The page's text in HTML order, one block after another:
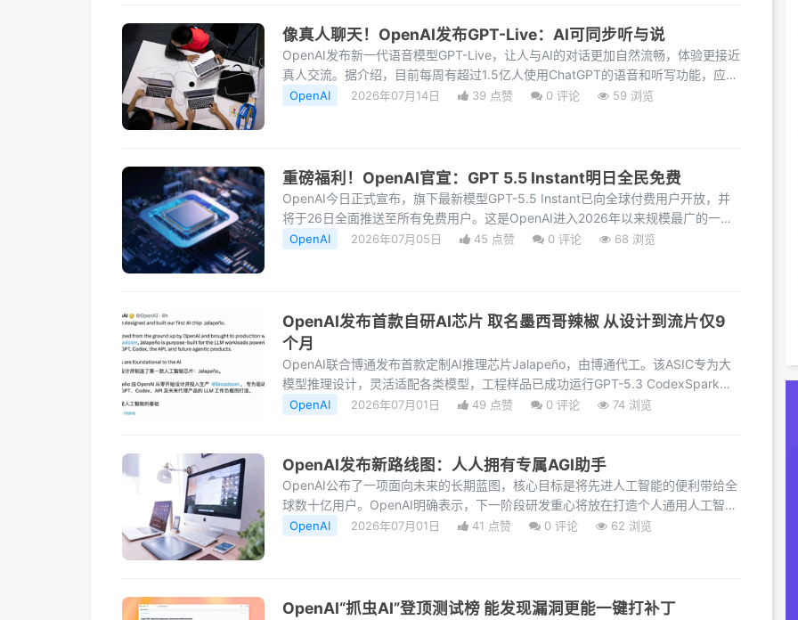
像真人聊天！OpenAI发布GPT-Live：AI可同步听与说
OpenAI发布新一代语音模型GPT-Live，让人与AI的对话更加自然流畅，体验更接近
真人交流。据介绍，目前每周有超过1.5亿人使用ChatGPT的语音和听写功能，应用
场景涵盖免提日常
OpenAI 2026年07月14日 39 点赞 0 评论 59 浏览
重磅福利！OpenAI官宣：GPT 5.5 Instant明日全民免费
OpenAI今日正式宣布，旗下最新模型GPT-5.5 Instant已向全球付费用户开放，并
将于26日全面推送至所有免费用户。这是OpenAI进入2026年以来规模最广的一次
产品升级，GPT-5.5 I
OpenAI 2026年07月05日 45 点赞 0 评论 68 浏览
OpenAI发布首款自研AI芯片 取名墨西哥辣椒 从设计到流片仅9
个月
OpenAI联合博通发布首款定制AI推理芯片Jalapeño，由博通代工。该ASIC专为大
模型推理设计，灵活适配各类模型，工程样品已成功运行GPT-5.3 CodexSpark。
从立项到流片仅9个月
OpenAI 2026年07月01日 49 点赞 0 评论 74 浏览
OpenAI发布新路线图：人人拥有专属AGI助手
OpenAI公布了一项面向未来的长期蓝图，核心目标是将先进人工智能的便利带给全
球数十亿用户。OpenAI明确表示，下一阶段研发重心将放在打造个人通用人工智能
（AGI）助手”上这
OpenAI 2026年07月01日 41 点赞 0 评论 62 浏览
OpenAI“抓虫AI”登顶测试榜 能发现漏洞更能一键打补丁